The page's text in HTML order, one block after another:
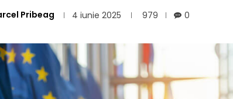
Pribeag 4 iunie 2025 979 0